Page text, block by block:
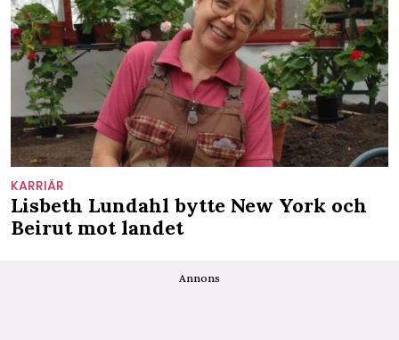
KARRIÄR
Lisbeth Lundahl bytte New York och
Beirut mot landet
Annons